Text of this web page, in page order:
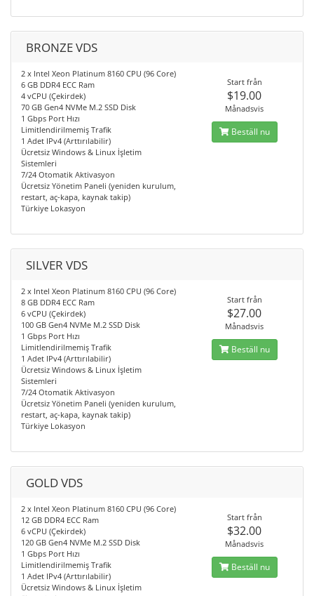
BRONZE VDS
2 x Intel Xeon Platinum 8160 CPU (96 Core)
6 GB DDR4 ECC Ram
4 vCPU (Çekirdek)
70 GB Gen4 NVMe M.2 SSD Disk
1 Gbps Port Hızı
Limitlendirilmemiş Trafik
1 Adet IPv4 (Arttırılabilir)
Ücretsiz Windows & Linux İşletim
Sistemleri
7/24 Otomatik Aktivasyon
Ücretsiz Yönetim Paneli (yeniden kurulum,
restart, aç-kapa, kaynak takip)
Türkiye Lokasyon
Start från
$19.00
Månadsvis
Beställ nu
SILVER VDS
2 x Intel Xeon Platinum 8160 CPU (96 Core)
8 GB DDR4 ECC Ram
6 vCPU (Çekirdek)
100 GB Gen4 NVMe M.2 SSD Disk
1 Gbps Port Hızı
Limitlendirilmemiş Trafik
1 Adet IPv4 (Arttırılabilir)
Ücretsiz Windows & Linux İşletim
Sistemleri
7/24 Otomatik Aktivasyon
Ücretsiz Yönetim Paneli (yeniden kurulum,
restart, aç-kapa, kaynak takip)
Türkiye Lokasyon
Start från
$27.00
Månadsvis
Beställ nu
GOLD VDS
2 x Intel Xeon Platinum 8160 CPU (96 Core)
12 GB DDR4 ECC Ram
6 vCPU (Çekirdek)
120 GB Gen4 NVMe M.2 SSD Disk
1 Gbps Port Hızı
Limitlendirilmemiş Trafik
1 Adet IPv4 (Arttırılabilir)
Ücretsiz Windows & Linux İşletim
Start från
$32.00
Månadsvis
Beställ nu